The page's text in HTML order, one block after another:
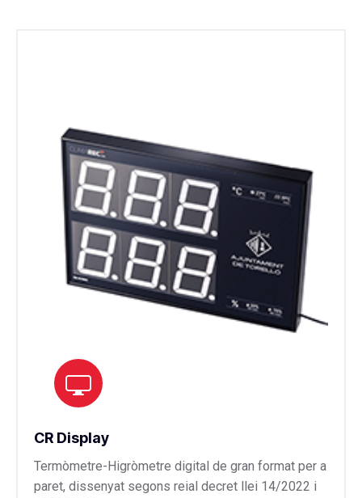
CR Display
Termòmetre-Higròmetre digital de gran format per a
paret, dissenyat segons reial decret llei 14/2022 i